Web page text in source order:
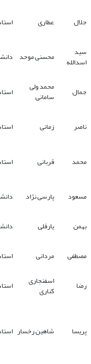
جلال عطاری
سید
اسدالله محسنی موحد
جمال محمد ولی
سامانی
ناصر
زمانی
محمد قربانی
مسعود
پارسی نژاد
بهمن
یارقلی
مصطفی
مردانی
رضا
اسفنجاری
کناری
پریسا شاهین رخسار